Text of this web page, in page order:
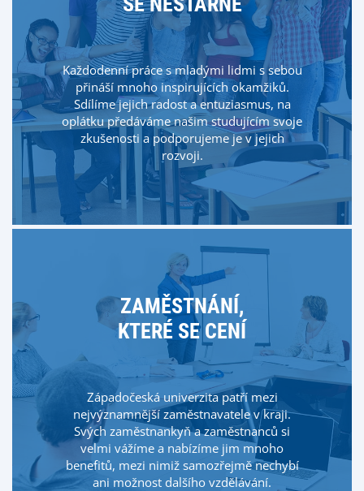
Každodenní práce s mladými lidmi s sebou
přináší mnoho inspirujících okamžiků.
Sdílíme jejich radost a entuziasmus, na
oplátku předáváme našim studujícím svoje
zkušenosti a podporujeme je v jejich
rozvoji.
ZAMĚSTNÁNÍ,
KTERÉ SE CENÍ
Západočeská univerzita patří mezi
nejvýznamnější zaměstnavatele v kraji.
Svých zaměstnankyň a zaměstnanců si
velmi vážíme a nabízíme jim mnoho
benefitů, mezi nimiž samozřejmě nechybí
ani možnost dalšího vzdělávání.